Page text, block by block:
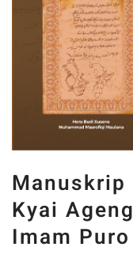
Manuskrip
Kyai Ageng
Imam Puro